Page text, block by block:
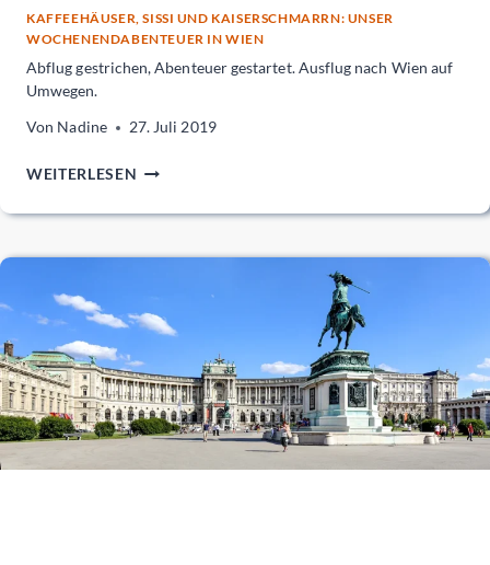
KAFFEEHÄUSER, SISSI UND KAISERSCHMARRN: UNSER
WOCHENENDABENTEUER IN WIEN
Abflug gestrichen, Abenteuer gestartet. Ausflug nach Wien auf
Umwegen.
Von Nadine 27. Juli 2019
WEITERLESEN ABFLUG
ABENTEUER
AUSFLUG
AUF
UMWEGEN.